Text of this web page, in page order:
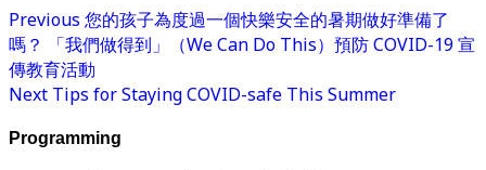
Previous 您的孩子為度過一個快樂安全的暑期做好準備了
嗎？ 「我們做得到」（We Can Do This）預防 COVID-19 宣
傳教育活動
Next Tips for Staying COVID-safe This Summer
Programming